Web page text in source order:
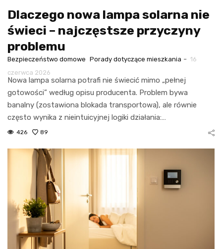
Dlaczego nowa lampa solarna nie
świeci – najczęstsze przyczyny
problemu
Bezpieczeństwo domowe Porady dotyczące mieszkania - 16
czerwca 2026
Nowa lampa solarna potrafi nie świecić mimo „pełnej
gotowości” według opisu producenta. Problem bywa
banalny (zostawiona blokada transportowa), ale równie
często wynika z nieintuicyjnej logiki działania:…
426 89